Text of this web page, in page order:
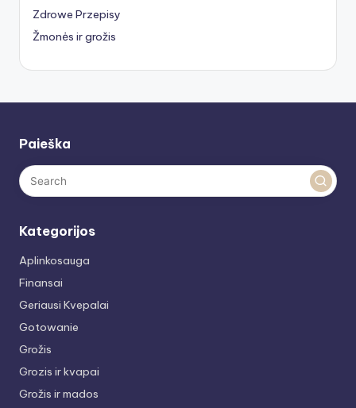
Zdrowe Przepisy
Žmonės ir grožis
Paieška
Kategorijos
Aplinkosauga
Finansai
Geriausi Kvepalai
Gotowanie
Grožis
Grozis ir kvapai
Grožis ir mados